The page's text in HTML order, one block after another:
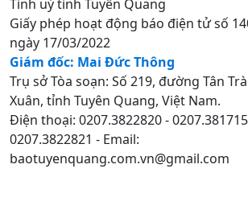
Tỉnh uỷ tỉnh Tuyên Quang
Giấy phép hoạt động báo điện tử số
ngày 17/03/2022
Giám đốc: Mai Đức Thông
Trụ sở Tòa soạn: Số 219, đường Tân
Xuân, tỉnh Tuyên Quang, Việt Nam.
Điện thoại: 0207.3822820 -
0207.3822821 - Email:
baotuyenquang.com.vn@gmail.com